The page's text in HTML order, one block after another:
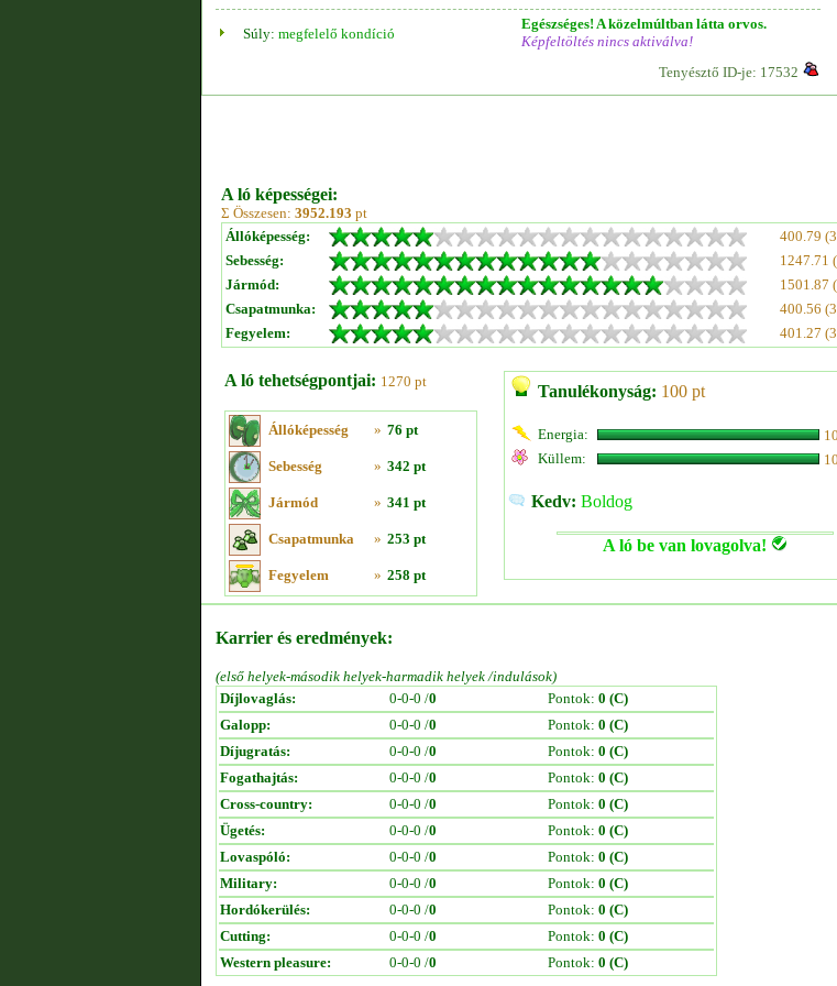
Súly: megfelelő kondíció
Egészséges! A közelmúltban látta orvos.
Képfeltöltés nincs aktiválva!
Tenyésztő ID-je: 17532
A ló képességei:
Σ Összesen: 3952.193 pt
Állóképesség:
400.79
Sebesség:
1247.71
Jármód:
1501.87
Csapatmunka:
400.56
Fegyelem:
401.27
A ló tehetségpontjai: 1270 pt
Állóképesség » 76 pt
Sebesség » 342 pt
Jármód » 341 pt
Csapatmunka » 253 pt
Fegyelem » 258 pt
Tanulékonyság: 100 pt
Energia:
Küllem:
Kedv: Boldog
A ló be van lovagolva!
Karrier és eredmények:
(első helyek-második helyek-harmadik helyek /indulások)
Díjlovaglás:
0-0-0 /0 Pontok: 0 (C)
Galopp:
0-0-0 /0 Pontok: 0 (C)
Díjugratás:
0-0-0 /0 Pontok: 0 (C)
Fogathajtás:
0-0-0 /0 Pontok: 0 (C)
Cross-country:
0-0-0 /0 Pontok: 0 (C)
Ügetés:
0-0-0 /0 Pontok: 0 (C)
Lovaspóló:
0-0-0 /0 Pontok: 0 (C)
Military:
0-0-0 /0 Pontok: 0 (C)
Hordókerülés:
0-0-0 /0 Pontok: 0 (C)
Cutting:
0-0-0 /0 Pontok: 0 (C)
Western pleasure:
0-0-0 /0 Pontok: 0 (C)